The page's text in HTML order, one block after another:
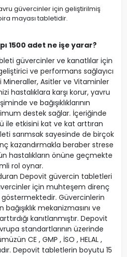
güvercinler için geliştirilmiş
mayası tabletidir.
1500 adet ne işe yarar?
güvercinler ve kanatlılar için
ve performans sağlayıcı
Mineraller, Asitler ve Vitaminler
hastalıklara karşı korur, yavru
ve bağışıklıklarının
destek sağlar. İçeriğinde
ile etkisini kat ve kat arttıran
sarımsak sayesinde de birçok
kazandırmakla beraber strese
hastalıkların önüne geçmekte
rol oynar.
Depovit güvercin tabletleri
için muhteşem direnç
göstermektedir. Güvercinlerin
bağışıklık mekanizmasını ve
kanıtlanmıştır. Depovit
standartlarının üzerinde
CE , GMP , İSO , HELAL ,
Depovit tabletlerin boyutu 15